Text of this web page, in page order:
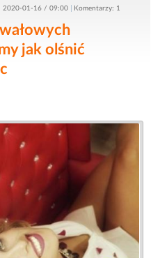
2020-01-16 / 09:00 Komentarzy: 1
jak olśnić